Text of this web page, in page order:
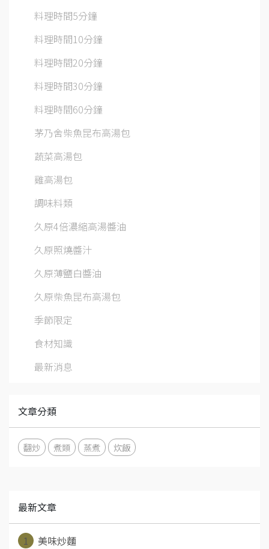
料理時間5分鐘
料理時間10分鐘
料理時間20分鐘
料理時間30分鐘
料理時間60分鐘
茅乃舍柴魚昆布高湯包
蔬菜高湯包
雞高湯包
調味料類
久原4倍濃縮高湯醬油
久原照燒醬汁
久原薄鹽白醬油
久原柴魚昆布高湯包
季節限定
食材知識
最新消息
文章分類
翻炒 煮類 蒸煮 炊飯
最新文章
1
美味炒麵